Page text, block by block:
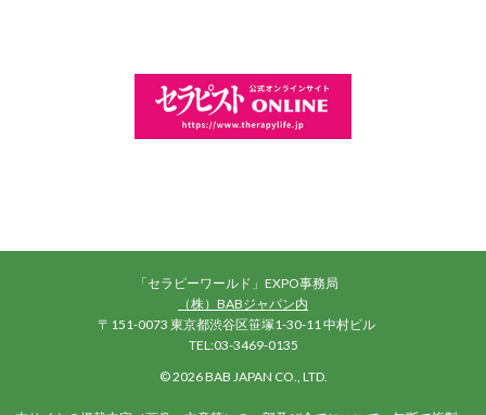
「セラピーワールド」EXPO事務局
（株）BABジャパン内
〒151-0073 東京都渋谷区笹塚1-30-11 中村ビル
TEL:03-3469-0135
©2026 BAB JAPAN CO., LTD.